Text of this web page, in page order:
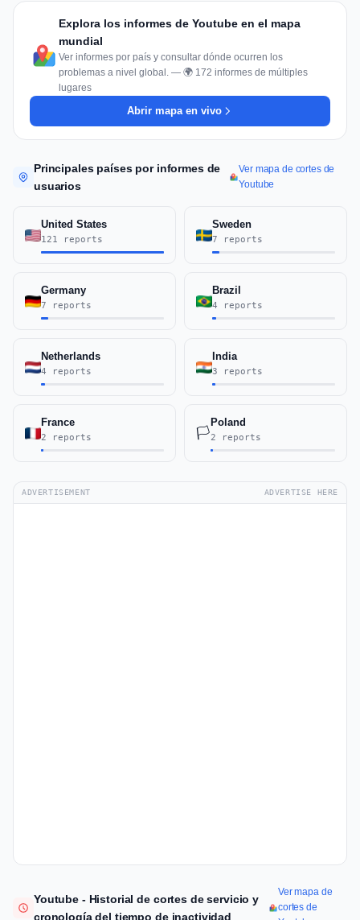
Explora los informes de Youtube en el mapa
mundial
Ver informes por país y consultar dónde ocurren los
problemas a nivel global. — 🌍 172 informes de múltiples
lugares
Abrir mapa en vivo
Principales países por informes de
usuarios
Ver mapa de cortes de
Youtube
United States
121 reports
Sweden
7 reports
Germany
7 reports
Brazil
4 reports
Netherlands
4 reports
India
3 reports
France
2 reports 🏳️
Poland
2 reports
ADVERTISEMENT ADVERTISE HERE
Youtube - Historial de cortes de servicio y
cronología del tiempo de inactividad
Ver mapa de
cortes de